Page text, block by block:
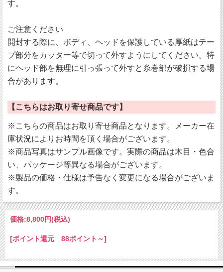
す。
ご注意ください
開封する際に、ボディ、ヘッドを保護している厚紙はテー
プ部分をカッター等で切って外すようにしてください。特
にヘッド部を無理に引っ張って外すと糸巻部が破損する場
合があります。
【こちらはお取り寄せ商品です】
※こちらの商品はお取り寄せ商品となります。メーカー在
庫状況によりお時間を頂く場合がございます。
※商品写真はサンプル画像です。実際の商品は木目・色合
い、パッケージ等異なる場合がございます。
※製品の価格・仕様は予告なく変更になる場合がございま
す。
価格:8,800円(税込)
[ポイント還元 88ポイント～]